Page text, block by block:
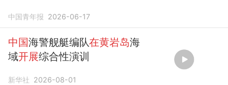
中国青年报 2026-06-17
中国海警舰艇编队在黄岩岛海
域开展综合性演训
新华社 2026-08-01